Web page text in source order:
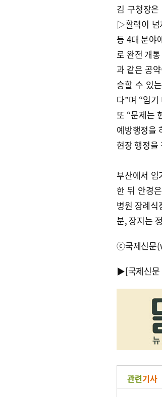
김 구청장
▷활력이 넘
등 4대 분야
로 완전 개
과 같은 공
승할 수 있
다”며 “임
또 “문제는
예방행정을
현장 행정을
부산에서 임
한 뒤 안경
병원 장례식
분, 장지는
ⓒ국제신문
▶[국제신
관련기사